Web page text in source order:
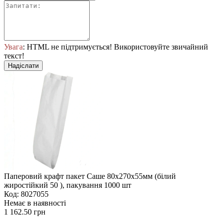
Увага: HTML не підтримується! Використовуйте звичайний
текст!
Надіслати
Паперовий крафт пакет Саше 80х270х55мм (білий
жиростійкий 50 ), пакування 1000 шт
Код: 8027055
Немає в наявності
1 162.50 грн